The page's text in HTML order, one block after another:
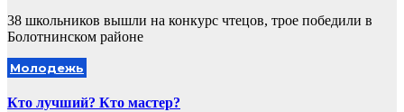
38 школьников вышли на конкурс чтецов, трое победили в
Болотнинском районе
Молодежь
Кто лучший? Кто мастер?